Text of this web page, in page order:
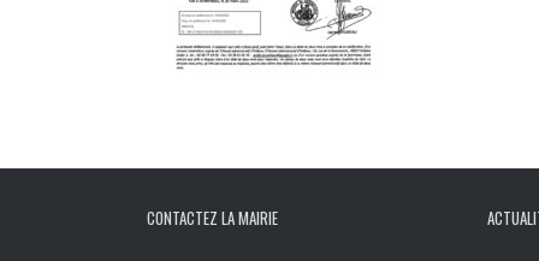
CONTACTEZ LA MAIRIE